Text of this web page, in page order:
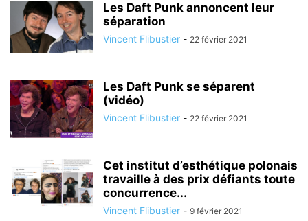
Les Daft Punk annoncent leur
séparation
Vincent Flibustier - 22 février 2021
Les Daft Punk se séparent
(vidéo)
Vincent Flibustier - 22 février 2021
Cet institut d’esthétique polonais
travaille à des prix défiants toute
concurrence...
Vincent Flibustier - 9 février 2021